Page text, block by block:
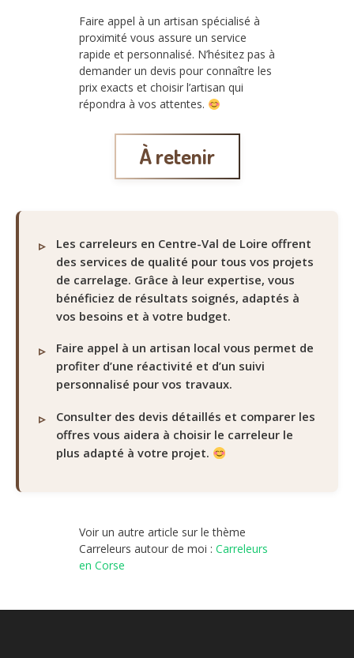
Faire appel à un artisan spécialisé à
proximité vous assure un service
rapide et personnalisé. N’hésitez pas à
demander un devis pour connaître les
prix exacts et choisir l’artisan qui
répondra à vos attentes.
À retenir
Les carreleurs en Centre-Val de Loire offrent
des services de qualité pour tous vos projets
de carrelage. Grâce à leur expertise, vous
bénéficiez de résultats soignés, adaptés à
vos besoins et à votre budget.
Faire appel à un artisan local vous permet de
profiter d’une réactivité et d’un suivi
personnalisé pour vos travaux.
Consulter des devis détaillés et comparer les
offres vous aidera à choisir le carreleur le
plus adapté à votre projet.
Voir un autre article sur le thème
Carreleurs autour de moi : Carreleurs
en Corse